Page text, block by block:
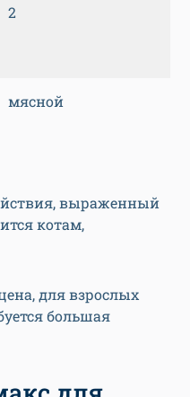
2
мясной
выраженный
котам,
для взрослых
большая